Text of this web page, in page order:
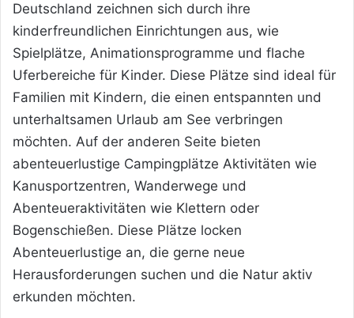
Deutschland zeichnen sich durch ihre
kinderfreundlichen Einrichtungen aus, wie
Spielplätze, Animationsprogramme und flache
Uferbereiche für Kinder. Diese Plätze sind ideal für
Familien mit Kindern, die einen entspannten und
unterhaltsamen Urlaub am See verbringen
möchten. Auf der anderen Seite bieten
abenteuerlustige Campingplätze Aktivitäten wie
Kanusportzentren, Wanderwege und
Abenteueraktivitäten wie Klettern oder
Bogenschießen. Diese Plätze locken
Abenteuerlustige an, die gerne neue
Herausforderungen suchen und die Natur aktiv
erkunden möchten.